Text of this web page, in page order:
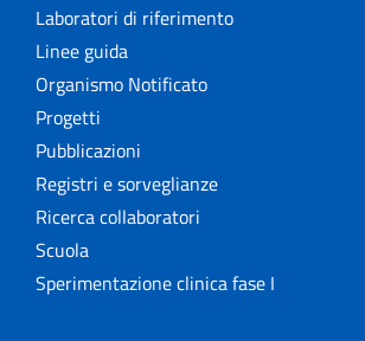
Laboratori di riferimento
Linee guida
Organismo Notificato
Progetti
Pubblicazioni
Registri e sorveglianze
Ricerca collaboratori
Scuola
Sperimentazione clinica fase I